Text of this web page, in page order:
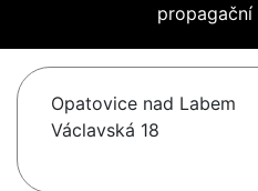
propagační
Opatovice nad Labem
Václavská 18